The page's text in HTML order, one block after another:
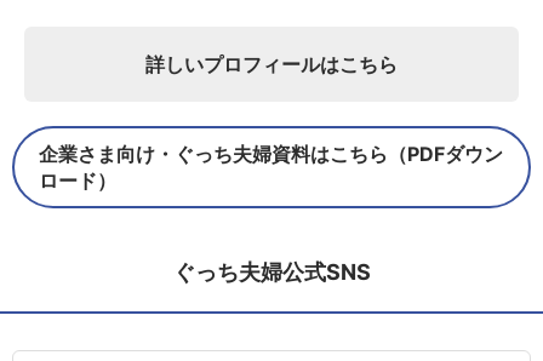
詳しいプロフィールはこちら
企業さま向け・ぐっち夫婦資料はこちら（PDFダウン
ロード）
ぐっち夫婦公式SNS